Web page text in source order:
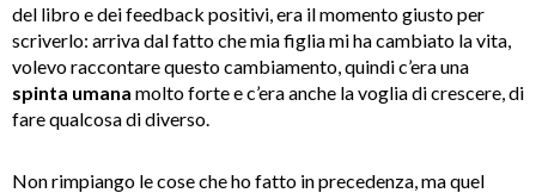
del libro e dei feedback positivi, era il momento giusto per
scriverlo: arriva dal fatto che mia figlia mi ha cambiato la vita,
volevo raccontare questo cambiamento, quindi c’era una
spinta umana molto forte e c’era anche la voglia di crescere, di
fare qualcosa di diverso.
Non rimpiango le cose che ho fatto in precedenza, ma quel